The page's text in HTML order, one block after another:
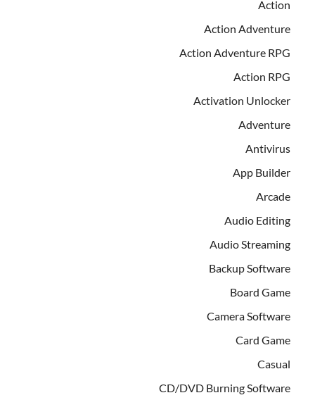
Action
Action Adventure
Action Adventure RPG
Action RPG
Activation Unlocker
Adventure
Antivirus
App Builder
Arcade
Audio Editing
Audio Streaming
Backup Software
Board Game
Camera Software
Card Game
Casual
CD/DVD Burning Software